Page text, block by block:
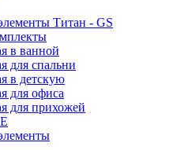
Титан - GS
в ванной
для спальни
в детскую
для офиса
для прихожей